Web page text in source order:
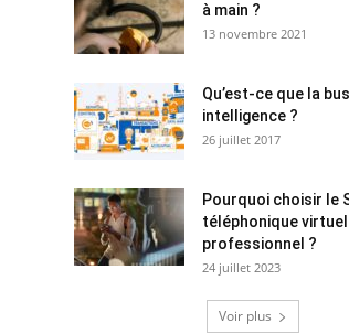
à main ?
13 novembre 2021
Qu’est-ce que la
intelligence ?
26 juillet 2017
Pourquoi choisir le
téléphonique virtuel
professionnel ?
24 juillet 2023
Voir plus